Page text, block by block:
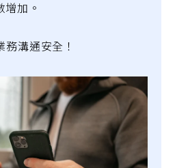
增加。
溝通安全！